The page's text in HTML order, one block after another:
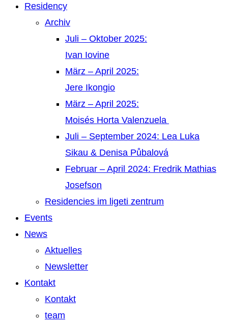
Residency
Archiv
Juli – Oktober 2025:
Ivan Iovine
März – April 2025:
Jere Ikongio
März – April 2025:
Moisés Horta Valenzuela
Juli – September 2024: Lea Luka
Sikau & Denisa Půbalová
Februar – April 2024: Fredrik Mathias
Josefson
Residencies im ligeti zentrum
Events
News
Aktuelles
Newsletter
Kontakt
Kontakt
team